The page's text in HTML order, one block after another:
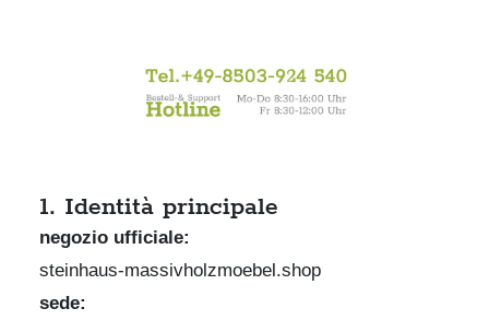
1. Identità principale
negozio ufficiale:
steinhaus-massivholzmoebel.shop
sede: